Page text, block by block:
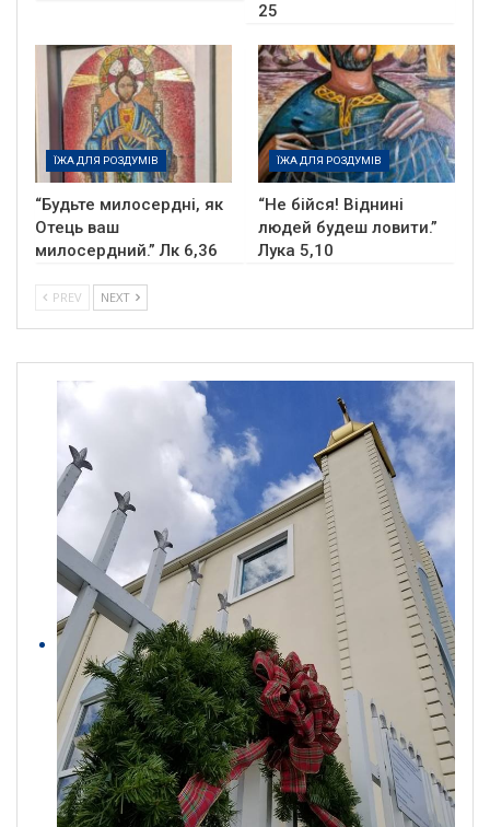
25
ЇЖА ДЛЯ РОЗДУМІВ
“Будьте милосердні, як
Отець ваш
милосердний.” Лк 6,36
ЇЖА ДЛЯ РОЗДУМІВ
“Не бійся! Віднині
людей будеш ловити.”
Лука 5,10
PREV NEXT